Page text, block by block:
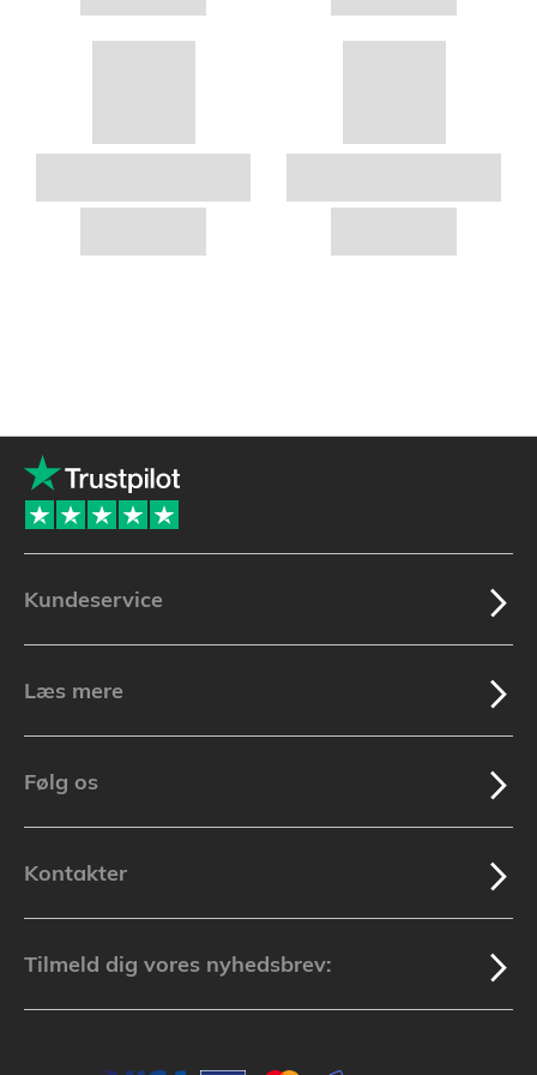
Kundeservice
Læs mere
Følg os
Kontakter
Tilmeld dig vores nyhedsbrev: